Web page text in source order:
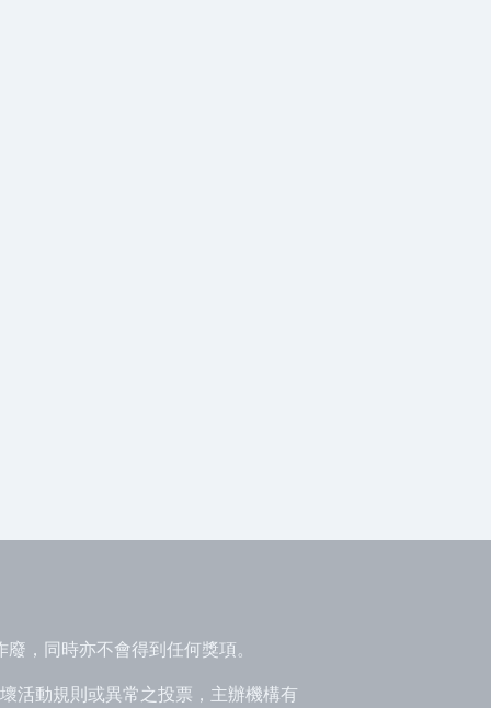
，同時亦不會得到任何獎項。
活動規則或異常之投票，主辦機構有